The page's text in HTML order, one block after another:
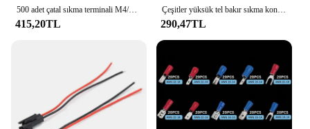
500 adet çatal sıkma terminali M4/M5/M6 maça fişleri ön yalıtımlı yüksük pabuçları ekleme elektrik kablo tel uç konnektörleri
415,20TL
Çeşitler yüksük tel bakır sıkma konektörü, tel terminali kiti, İzoleli kablo Pin uç terminali elektrik Crimper terminatör
290,47TL